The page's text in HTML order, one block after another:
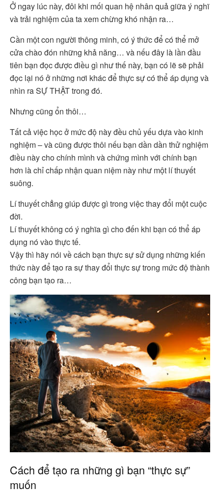
Ở ngay lúc này, đôi khi mối quan hệ nhân quả giữa ý nghĩ
và trải nghiệm của ta xem chừng khó nhận ra…
Cần một con người thông minh, có ý thức để có thể mở
cửa chào đón những khả năng… và nếu đây là lần đầu
tiên bạn đọc được điều gì như thế này, bạn có lẽ sẽ phải
đọc lại nó ở những nơi khác để thực sự có thể áp dụng và
nhìn ra SỰ THẬT trong đó.
Nhưng cũng ổn thôi…
Tất cả việc học ở mức độ này đều chủ yếu dựa vào kinh
nghiệm – và cũng được thôi nếu bạn dần dần thử nghiệm
điều này cho chính mình và chứng mình với chính bạn
hơn là chỉ chấp nhận quan niệm này như một lí thuyết
suông.
Lí thuyết chẳng giúp được gì trong việc thay đổi một cuộc
đời.
Lí thuyết không có ý nghĩa gì cho đến khi bạn có thể áp
dụng nó vào thực tế.
Vậy thì hãy nói về cách bạn thực sự sử dụng những kiến
thức này để tạo ra sự thay đổi thực sự trong mức độ thành
công bạn tạo ra…
Cách để tạo ra những gì bạn “thực sự”
muốn